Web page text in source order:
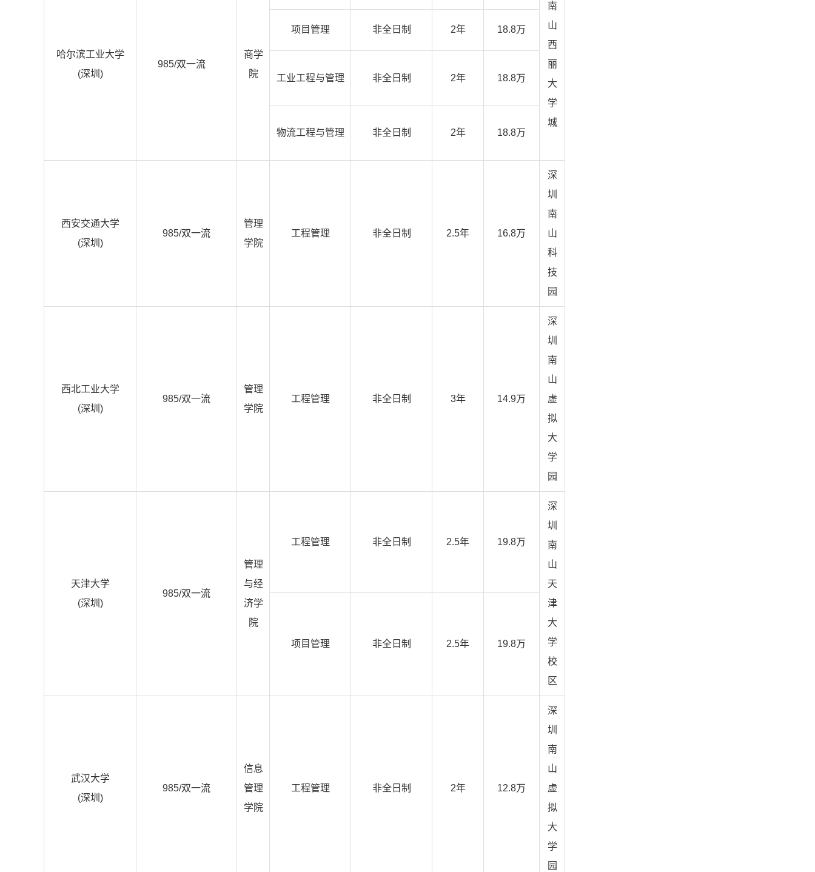
哈尔滨工业大学
(深圳)
985/双一流
商学
院
南
山
西
丽
大
学
城
项目管理 非全日制 2年 18.8万
工业工程与管理 非全日制 2年 18.8万
物流工程与管理 非全日制 2年 18.8万
西安交通大学
(深圳)
985/双一流
管理
学院
工程管理 非全日制 2.5年 16.8万
深
圳
南
山
科
技
园
西北工业大学
(深圳)
985/双一流
管理
学院
工程管理 非全日制 3年 14.9万
深
圳
南
山
虚
拟
大
学
园
天津大学
(深圳)
985/双一流
管理
与经
济学
院
工程管理 非全日制 2.5年 19.8万
深
圳
南
山
天
津
大
学
校
区
项目管理 非全日制 2.5年 19.8万
武汉大学
(深圳)
985/双一流
信息
管理
学院
工程管理 非全日制 2年 12.8万
深
圳
南
山
虚
拟
大
学
园